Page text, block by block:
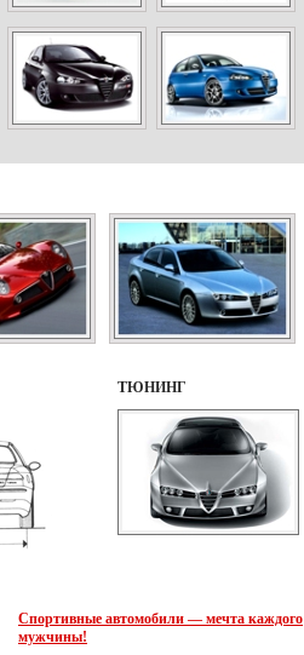
ТЮНИНГ
Спортивные автомобили — мечта каждого
мужчины!